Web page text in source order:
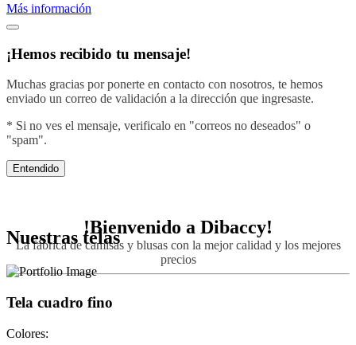
Más información
¡Hemos recibido tu mensaje!
Muchas gracias por ponerte en contacto con nosotros, te hemos
enviado un correo de validación a la dirección que ingresaste.
* Si no ves el mensaje, verificalo en "correos no deseados" o
"spam".
Entendido
!Bienvenido a Dibaccy!
La fábrica de camisas y blusas con la mejor calidad y los mejores
precios
Nuestras telas
Tela cuadro fino
Colores: